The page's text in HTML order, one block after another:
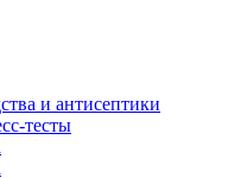
и антисептики
тесты